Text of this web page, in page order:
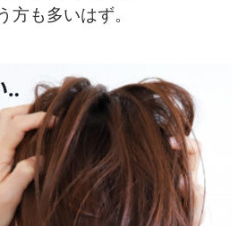
方も多いはず。